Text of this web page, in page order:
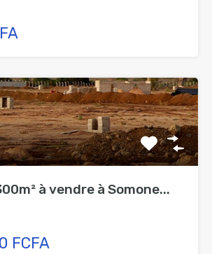
à vendre à Somone...
FCFA